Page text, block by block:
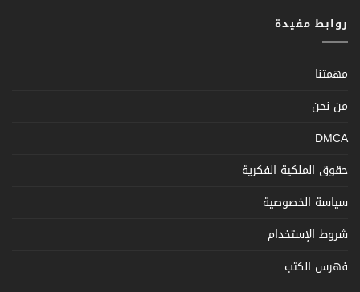
روابط مفيدة
مهمتنا
من نحن
DMCA
حقوق الملكية الفكرية
سياسة الخصوصية
شروط الإستخدام
فهرس الكتب